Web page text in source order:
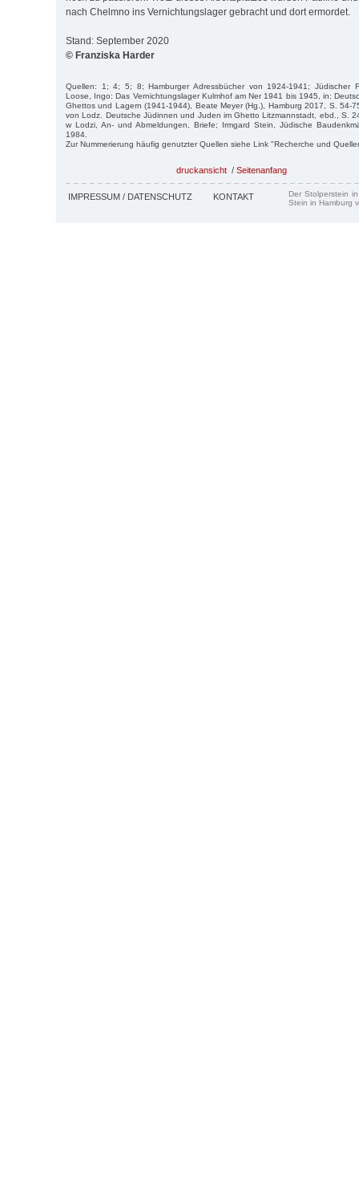
nach Chelmno ins Vernichtungslager gebracht und dort ermordet.
Stand: September 2020
© Franziska Harder
Quellen: 1; 4; 5; 8; Hamburger Adressbücher von 1924-1941; Jüdischer
Loose, Ingo: Das Vernichtungslager Kulmhof am Ner 1941 bis 1945, in:
Ghettos und Lagern (1941-1944), Beate Meyer (Hg.), Hamburg 2017, S. 54-
von Lodz. Deutsche Jüdinnen und Juden im Ghetto Litzmannstadt, ebd., S.
w Lodzi, An- und Abmeldungen, Briefe; Irmgard Stein, Jüdische
1984.
Zur Nummerierung häufig genutzter Quellen siehe Link "Recherche und
druckansicht / Seitenanfang
IMPRESSUM / DATENSCHUTZ KONTAKT
Der Stolperstein
Stein in Hamburg